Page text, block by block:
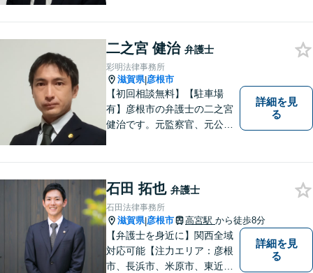
二之宮 健治 弁護士
彩明法律事務所
滋賀県|彦根市
【初回相談無料】【駐車場
有】彦根市の弁護士の二之宮
健治です。元監察官、元公務
詳細を見
る
石田 拓也 弁護士
石田法律事務所
滋賀県|彦根市 高宮駅 から徒歩8分
【弁護士を身近に】関西全域
対応可能【注力エリア：彦根
市、長浜市、米原市、東近江
詳細を見
る